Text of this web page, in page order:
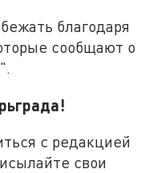
благодаря
сообщают о
с редакцией
свои